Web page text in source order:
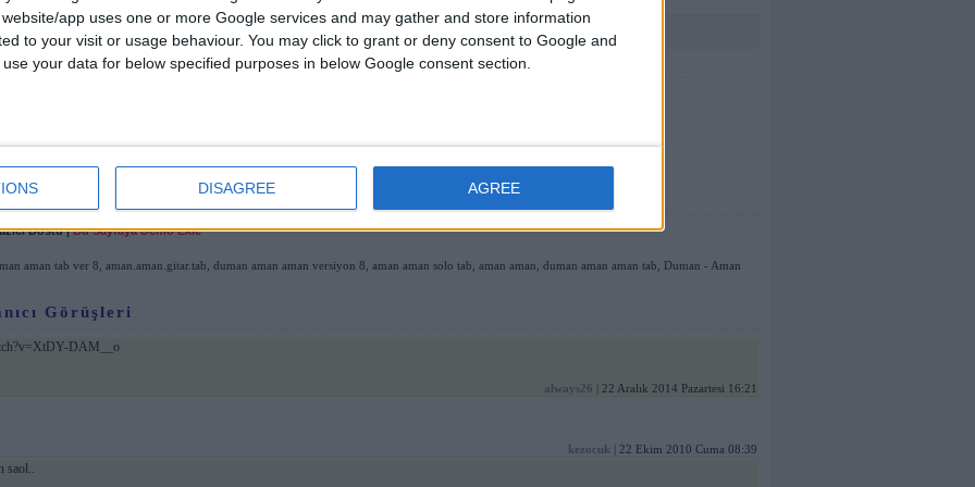
app uses one or more Google services and may gather and store information
to your visit or usage behaviour. You may click to grant or deny consent to Google and
your data for below specified purposes in below Google consent section.
DISAGREE AGREE
dinleyin:
Gelenler
Dostu|Bu Sayfaya Demo Ekle
aman tab ver 8 aman.aman.gitar.tab duman aman aman versiyon 8 aman aman solo tab aman aman duman aman aman tab
Duman - Aman
Görüşleri
DAM__o
always26 | 22 Aralık 2014 Pazartesi 16:21
kezocuk | 22 Ekim 2010 Cuma 08:39
saol..